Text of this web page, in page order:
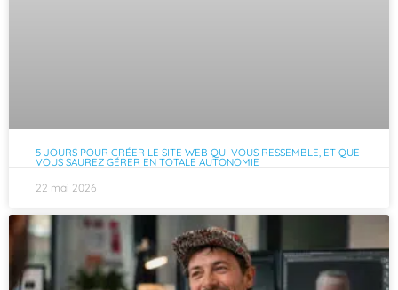
5 JOURS POUR CRÉER LE SITE WEB QUI VOUS RESSEMBLE, ET QUE
VOUS SAUREZ GÉRER EN TOTALE AUTONOMIE
22 mai 2026